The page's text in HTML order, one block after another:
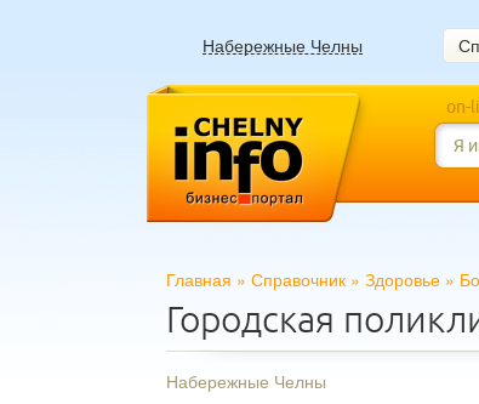
Набережные Челны
on-
Главная » Справочник » Здоровье »
Городская
Набережные Челны